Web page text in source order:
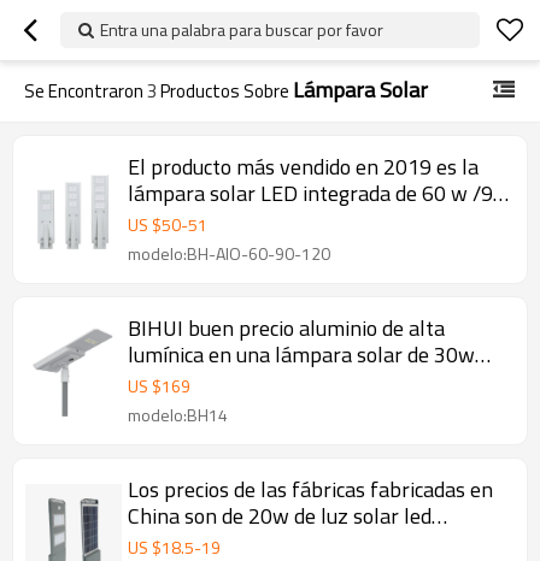
Entra una palabra para buscar por favor
Se Encontraron3Productos Sobre Lámpara Solar
El producto más vendido en 2019 es la
lámpara solar LED integrada de 60 w /90
w /120 w
US $50-51
modelo:BH-AIO-60-90-120
BIHUI buen precio aluminio de alta
lumínica en una lámpara solar de 30w
5100lm
US $169
modelo:BH14
Los precios de las fábricas fabricadas en
China son de 20w de luz solar led
integrada
US $18.5-19